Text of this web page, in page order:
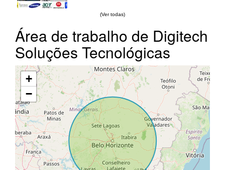
(Ver todas)
Área de trabalho de Digitech
Soluções Tecnológicas
+
−